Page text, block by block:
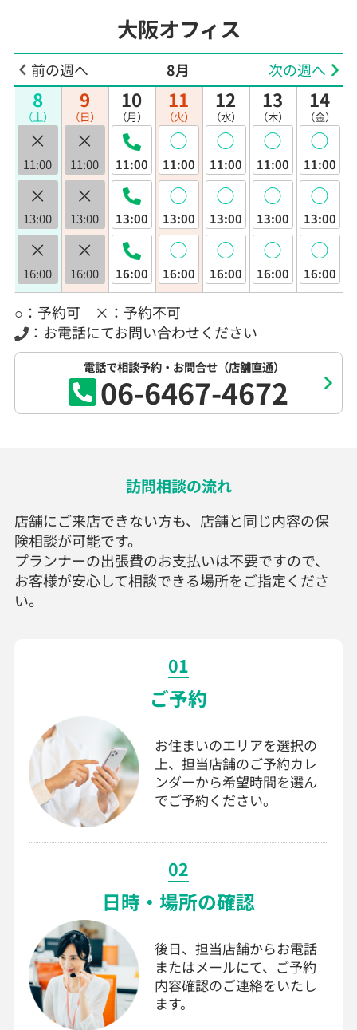
大阪オフィス
前の週へ 8月 次の週へ
8
（土）
×
11:00
×
13:00
×
16:00
9
（日）
×
11:00
×
13:00
×
16:00
10
（月）
11:00
13:00
16:00
11
（火）
◯
11:00
◯
13:00
◯
16:00
12
（水）
◯
11:00
◯
13:00
◯
16:00
13
（木）
◯
11:00
◯
13:00
◯
16:00
14
（金）
◯
11:00
◯
13:00
◯
16:00
○：予約可 ×：予約不可
：お電話にてお問い合わせください
電話で相談予約・お問合せ（店舗直通）
06-6467-4672
訪問相談の流れ
店舗にご来店できない方も、店舗と同じ内容の保
険相談が可能です。
プランナーの出張費のお支払いは不要ですので、
お客様が安心して相談できる場所をご指定くださ
い。
01
ご予約
お住まいのエリアを選択の
上、担当店舗のご予約カレ
ンダーから希望時間を選ん
でご予約ください。
02
日時・場所の確認
後日、担当店舗からお電話
またはメールにて、ご予約
内容確認のご連絡をいたし
ます。